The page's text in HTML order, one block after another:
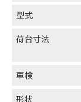
型式
荷台寸法
車検
形状